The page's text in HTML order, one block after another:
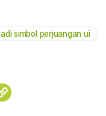
simbol perjuangan ui